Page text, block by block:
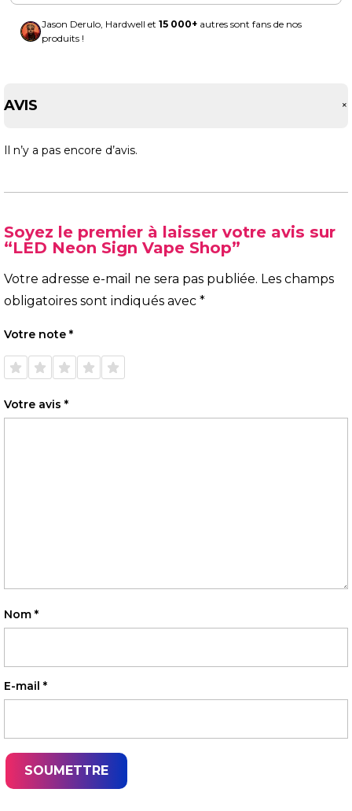
Jason Derulo, Hardwell et 15 000+ autres sont fans de nos
produits !
AVIS +
Il n’y a pas encore d’avis.
Soyez le premier à laisser votre avis sur
“LED Neon Sign Vape Shop”
Votre adresse e-mail ne sera pas publiée. Les champs
obligatoires sont indiqués avec *
Votre note *
1 étoile
sur 5
2 étoiles
sur 5
3 étoiles
sur 5
4 étoiles
sur 5
5 étoiles
sur 5
Votre avis *
Nom *
E-mail *